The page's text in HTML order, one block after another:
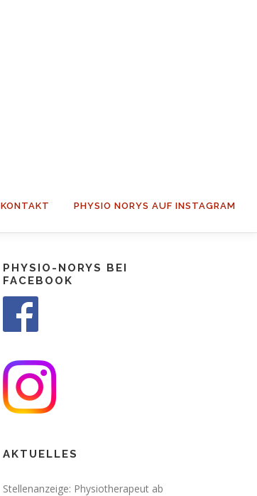
KONTAKT PHYSIO NORYS AUF INSTAGRAM
PHYSIO-NORYS BEI
FACEBOOK
AKTUELLES
Stellenanzeige: Physiotherapeut ab